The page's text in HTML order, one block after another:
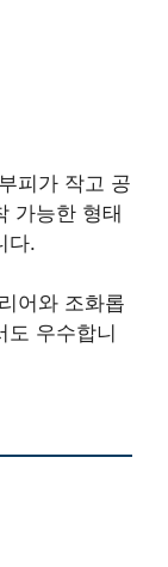
피가 작고 공
가능한 형태
다.
어와 조화롭
도 우수합니